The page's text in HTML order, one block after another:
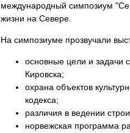
международный симпозиум
жизни на Севере.
На симпозиуме прозвучали
основные цели и задачи
Кировска;
охрана объектов
кодекса;
различия в ведении
норвежская программа